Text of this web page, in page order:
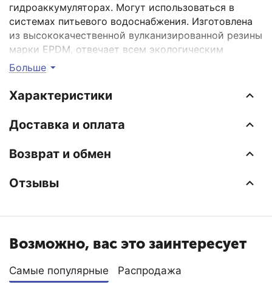
гидроаккумуляторах. Могут использоваться в
системах питьевого водоснабжения. Изготовлена
из высококачественной вулканизированной резины
марки EPDM, отвечает всем экологическим
нормам.
водоснабжения EraTepla.ru предлагает
самой низкой цене с доставкой по Москве и
Больше
Характеристики
Доставка и оплата
Возврат и обмен
Отзывы
Возможно, вас это заинтересует
Самые популярные Распродажа